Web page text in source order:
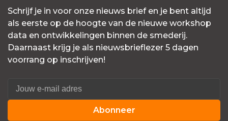
Schrijf je in voor onze nieuws brief en je bent altijd
als eerste op de hoogte van de nieuwe workshop
data en ontwikkelingen binnen de smederij.
Daarnaast krijg je als nieuwsbrieflezer 5 dagen
voorrang op inschrijven!
Abonneer